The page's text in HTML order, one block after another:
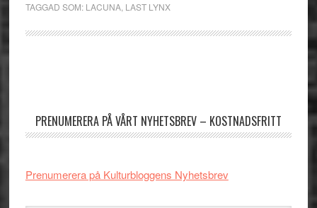
TAGGAD SOM: LACUNA, LAST LYNX
PRENUMERERA PÅ VÅRT NYHETSBREV – KOSTNADSFRITT
Prenumerera på Kulturbloggens Nyhetsbrev